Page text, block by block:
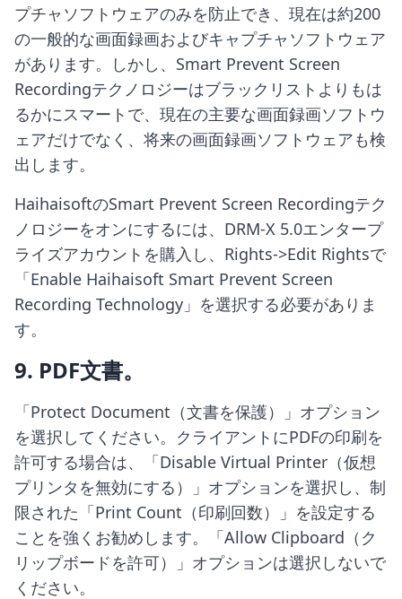
プチャソフトウェアのみを防止でき、現在は約200
の一般的な画面録画およびキャプチャソフトウェア
があります。しかし、Smart Prevent Screen
Recordingテクノロジーはブラックリストよりもは
るかにスマートで、現在の主要な画面録画ソフトウ
ェアだけでなく、将来の画面録画ソフトウェアも検
出します。
HaihaisoftのSmart Prevent Screen Recordingテク
ノロジーをオンにするには、DRM-X 5.0エンタープ
ライズアカウントを購入し、Rights->Edit Rightsで
「Enable Haihaisoft Smart Prevent Screen
Recording Technology」を選択する必要がありま
す。
9. PDF文書。
「Protect Document（文書を保護）」オプション
を選択してください。クライアントにPDFの印刷を
許可する場合は、「Disable Virtual Printer（仮想
プリンタを無効にする）」オプションを選択し、制
限された「Print Count（印刷回数）」を設定する
ことを強くお勧めします。「Allow Clipboard（ク
リップボードを許可）」オプションは選択しないで
ください。